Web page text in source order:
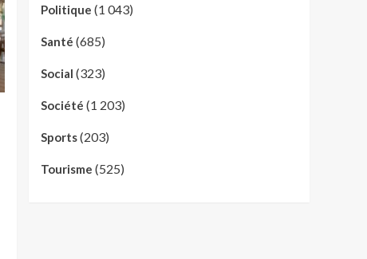
Politique (1 043)
Santé (685)
Social (323)
Société (1 203)
Sports(203)
Tourisme (525)